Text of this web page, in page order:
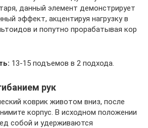
данный элемент демонстрирует
эффект, акцентируя нагрузку в
и попутно прорабатывая кор
13-15 подъемов в 2 подхода.
рук
коврик животом вниз, после
корпус. В исходном положении
собой и удерживаются